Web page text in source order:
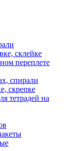
склейке
переплете
спирали
скрепке
тетрадей на